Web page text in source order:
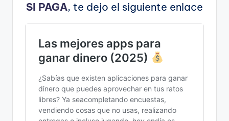
SI PAGA, te dejo el siguiente enlace